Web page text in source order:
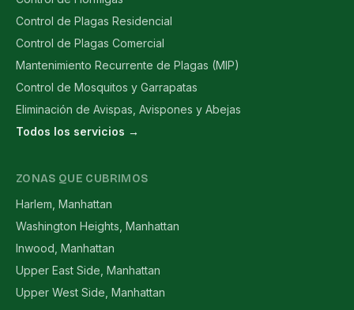
Control de Plagas Residencial
Control de Plagas Comercial
Mantenimiento Recurrente de Plagas (MIP)
Control de Mosquitos y Garrapatas
Eliminación de Avispas, Avispones y Abejas
Todos los servicios →
ZONAS QUE CUBRIMOS
Harlem, Manhattan
Washington Heights, Manhattan
Inwood, Manhattan
Upper East Side, Manhattan
Upper West Side, Manhattan